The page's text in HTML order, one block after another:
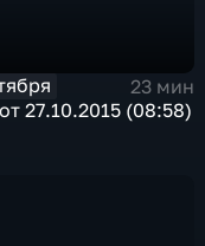
23 мин
27.10.2015 (08:58)